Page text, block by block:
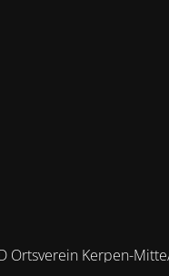
Ortsverein Kerpen-